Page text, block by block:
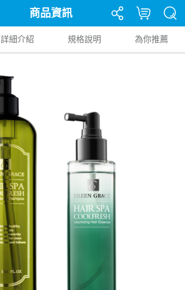
商品資訊
詳細介紹 規格說明 為你推薦